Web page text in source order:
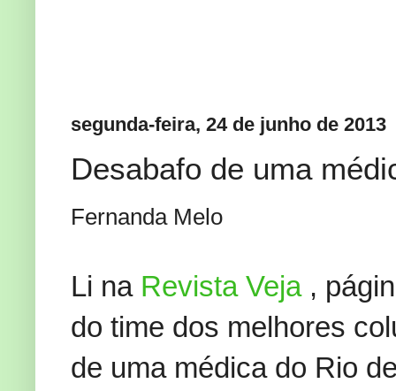
segunda-feira, 24 de junho de 2013
Desabafo de uma
Fernanda Melo
Li naRevista Veja,
do time dos melhores
de uma médica do Rio